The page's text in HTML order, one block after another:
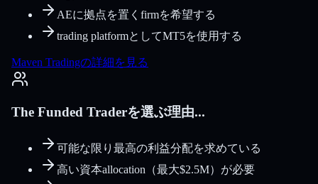
AEに拠点を置くfirmを希望する
trading platformとしてMT5を使用する
Maven Tradingの詳細を見る
The Funded Traderを選ぶ理由...
可能な限り最高の利益分配を求めている
高い資本allocation（最大$2.5M）が必要